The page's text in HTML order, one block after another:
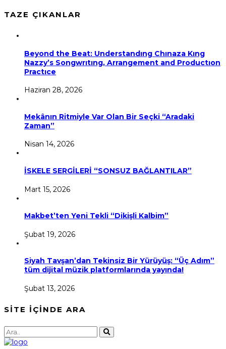
TAZE ÇIKANLAR
Beyond the Beat: Understandıng Chınaza Kıng
Nazzy’s Songwrıtıng, Arrangement and Productıon
Practıce
Haziran 28, 2026
Mekânın Ritmiyle Var Olan Bir Seçki “Aradaki
Zaman”
Nisan 14, 2026
İSKELE SERGİLERİ “SONSUZ BAĞLANTILAR”
Mart 15, 2026
Makbet’ten Yeni Tekli “Dikişli Kalbim”
Şubat 19, 2026
Siyah Tavşan’dan Tekinsiz Bir Yürüyüş: “Üç Adım”
tüm dijital müzik platformlarında yayında!
Şubat 13, 2026
SİTE İÇİNDE ARA